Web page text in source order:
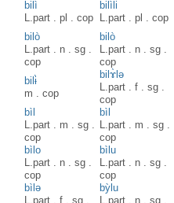
bilì
L.part .pl .cop
bilìli
L.part .pl .cop
bilò
L.part . n .sg .
cop
bilò
L.part . n .sg .
cop
bilɨ̀
m .cop
bilɤ̀lə
L.part .f .sg .
cop
bìl
L.part . m .sg .
cop
bìl
L.part . m .sg .
cop
bìlo
L.part . n .sg .
cop
bìlu
L.part . n .sg .
cop
bìlə
L.part .f .sg .
bỳlu
L.part . n .sg .